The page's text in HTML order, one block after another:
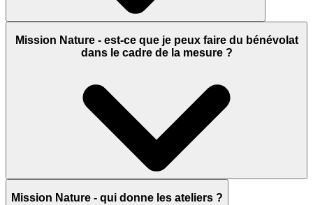
Mission Nature - est-ce que je peux faire du bénévolat
dans le cadre de la mesure ?
Mission Nature - qui donne les ateliers ?